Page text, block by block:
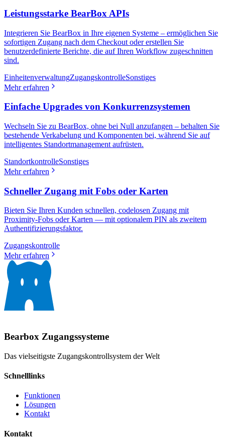
Leistungsstarke BearBox APIs
Integrieren Sie BearBox in Ihre eigenen Systeme – ermöglichen Sie
sofortigen Zugang nach dem Checkout oder erstellen Sie
benutzerdefinierte Berichte, die auf Ihren Workflow zugeschnitten
sind.
EinheitenverwaltungZugangskontrolleSonstiges
Mehr erfahren
Einfache Upgrades von Konkurrenzsystemen
Wechseln Sie zu BearBox, ohne bei Null anzufangen – behalten Sie
bestehende Verkabelung und Komponenten bei, während Sie auf
intelligentes Standortmanagement aufrüsten.
StandortkontrolleSonstiges
Mehr erfahren
Schneller Zugang mit Fobs oder Karten
Bieten Sie Ihren Kunden schnellen, codelosen Zugang mit
Proximity-Fobs oder Karten — mit optionalem PIN als zweitem
Authentifizierungsfaktor.
Zugangskontrolle
Mehr erfahren
Bearbox Zugangssysteme
Das vielseitigste Zugangskontrollsystem der Welt
Schnelllinks
Funktionen
Lösungen
Kontakt
Kontakt